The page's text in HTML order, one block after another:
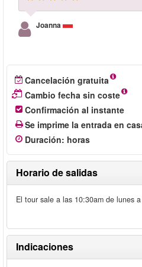
Joanna
Cancelación gratuita
Cambio fecha sin coste
Confirmación al instante
Se imprime la entrada en
Duración: horas
Horario de salidas
El tour sale a las 10:30am de lunes
Indicaciones